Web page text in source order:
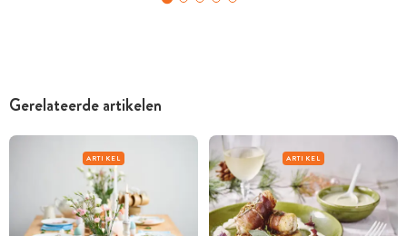
Gerelateerde artikelen
ARTIKEL ARTIKEL